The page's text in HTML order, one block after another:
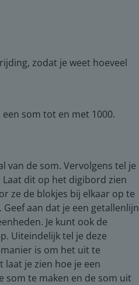
zodat je weet hoeveel
som tot en met 1000.
van de som. Vervolgens tel je
dit op het digibord zien
ze de blokjes bij elkaar op te
aan dat je een getallenlijn
Je kunt ook de
Uiteindelijk tel je deze
is om het uit te
je zien hoe je een
som te maken en de som uit